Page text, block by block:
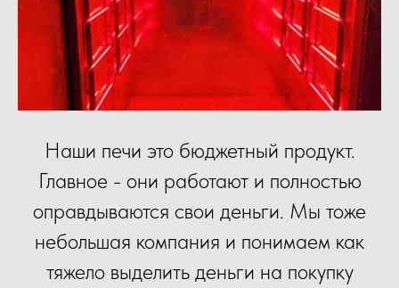
Наши печи это бюджетный продукт.
Главное - они работают и полностью
оправдываются свои деньги. Мы тоже
небольшая компания и понимаем как
тяжело выделить деньги на покупку